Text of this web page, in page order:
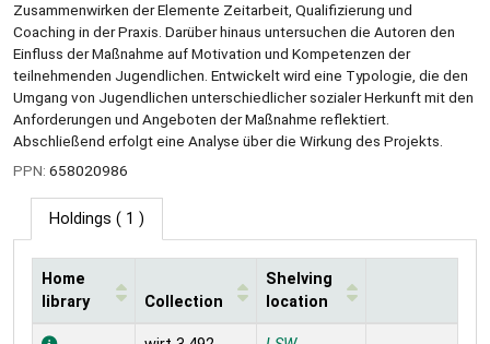
Zusammenwirken der Elemente Zeitarbeit, Qualifizierung und
Coaching in der Praxis. Darüber hinaus untersuchen die Autoren den
Einfluss der Maßnahme auf Motivation und Kompetenzen der
teilnehmenden Jugendlichen. Entwickelt wird eine Typologie, die den
Umgang von Jugendlichen unterschiedlicher sozialer Herkunft mit den
Anforderungen und Angeboten der Maßnahme reflektiert.
Abschließend erfolgt eine Analyse über die Wirkung des Projekts.
PPN: 658020986
Holdings ( 1 )
Holdings
Home
library
Collection
Shelving
location